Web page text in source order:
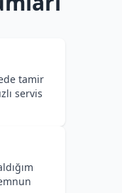
tamir
servis